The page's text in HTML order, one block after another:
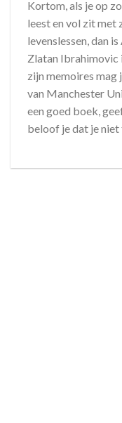
Kortom, als je op
leest en vol zit met
levenslessen, dan
Zlatan Ibrahimovic
zijn memoires mag
van Manchester
een goed boek,
beloof je dat je